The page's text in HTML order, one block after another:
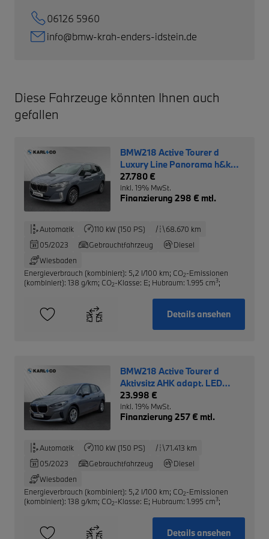
06126 5960
info@bmw-krah-enders-idstein.de
Diese Fahrzeuge könnten Ihnen auch
gefallen
BMW218 Active Tourer d
Luxury Line Panorama h&k
AHK
27.780 €
inkl. 19% MwSt.
Finanzierung 298 € mtl.
Automatik 110 kW (150 PS)
68.670 km
05/2023
Gebrauchtfahrzeug
Diesel
Wiesbaden
Energieverbrauch (kombiniert): 5,2 l/100 km; CO2-Emissionen
(kombiniert): 138 g/km; CO2-Klasse: E; Hubraum: 1.995 cm3;
Details ansehen
BMW218 Active Tourer d
Aktivsitz AHK adapt. LED
Komfortzugang
23.998 €
inkl. 19% MwSt.
Finanzierung 257 € mtl.
Automatik 110 kW (150 PS)
71.413 km
05/2023
Gebrauchtfahrzeug
Diesel
Wiesbaden
Energieverbrauch (kombiniert): 5,2 l/100 km; CO2-Emissionen
(kombiniert): 138 g/km; CO2-Klasse: E; Hubraum: 1.995 cm3;
Details ansehen